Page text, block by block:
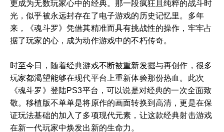
更成为无数玩家心中的经典。那一段疯狂且纯粹的战斗时
光，似乎被永远封存在了电子游戏的历史记忆里。多年
来，《魂斗罗》凭借其精准而具有挑战性的操作，牢牢占
据了玩家的心，成为动作游戏中的不朽传奇。
时至今日，随着经典游戏不断被重新发掘与再创作，很多
玩家都渴望能够在现代平台上重新体验那份热血。此次
《魂斗罗》登陆PS3平台，可以说是对经典的一次全面致
敬。移植版不单单是将原作的画面转换到高清，更是在保
证玩法基础的加入了多项现代元素，让这款经典射击游戏
在新一代玩家中焕发出新的生命力。